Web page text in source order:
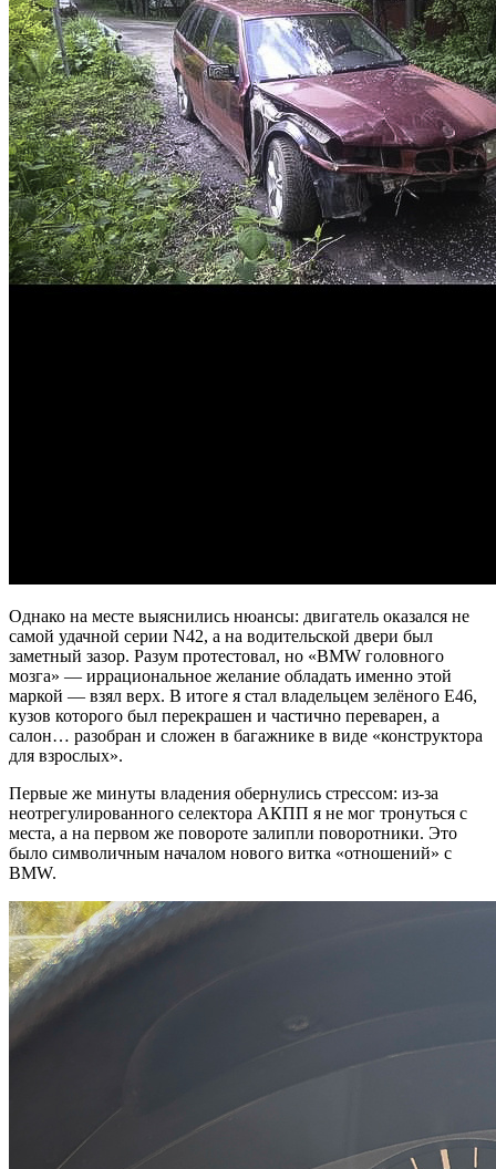
Однако на месте выяснились нюансы: двигатель оказался не
самой удачной серии N42, а на водительской двери был
заметный зазор. Разум протестовал, но «BMW головного
мозга» — иррациональное желание обладать именно этой
маркой — взял верх. В итоге я стал владельцем зелёного E46,
кузов которого был перекрашен и частично переварен, а
салон… разобран и сложен в багажнике в виде «конструктора
для взрослых».
Первые же минуты владения обернулись стрессом: из-за
неотрегулированного селектора АКПП я не мог тронуться с
места, а на первом же повороте залипли поворотники. Это
было символичным началом нового витка «отношений» с
BMW.